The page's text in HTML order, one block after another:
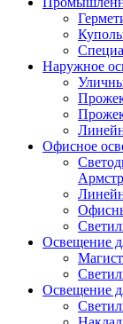
Наружное
Офисное
Освещение
Освещение